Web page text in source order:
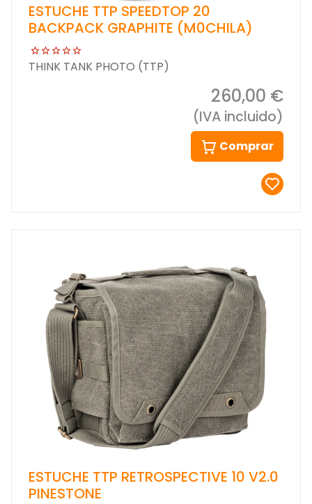
ESTUCHE TTP SPEEDTOP 20
BACKPACK GRAPHITE (M0CHILA)
THINK TANK PHOTO (TTP)
260,00 €
(IVA incluido)
Comprar
ESTUCHE TTP RETROSPECTIVE 10 V2.0
PINESTONE